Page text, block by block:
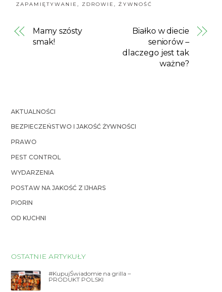
ZAPAMIĘTYWANIE, ZDROWIE,ŻYWNOŚĆ
Mamy szósty
smak!
Białko w diecie
seniorów –
dlaczego jest tak
ważne?
AKTUALNOŚCI
BEZPIECZEŃSTWO I JAKOŚĆ ŻYWNOŚCI
PRAWO
PEST CONTROL
WYDARZENIA
POSTAW NA JAKOŚĆ Z IJHARS
PIORIN
OD KUCHNI
OSTATNIE ARTYKUŁY
#KupujŚwiadomie na grilla –
PRODUKT POLSKI